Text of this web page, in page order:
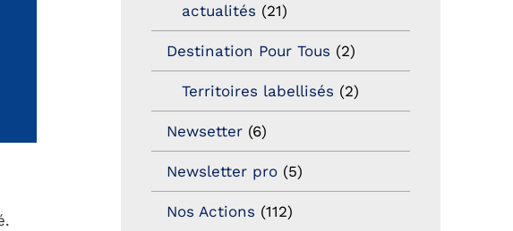
actualités (21)
Destination Pour Tous (2)
Territoires labellisés (2)
Newsetter (6)
Newsletter pro (5)
Nos Actions (112)